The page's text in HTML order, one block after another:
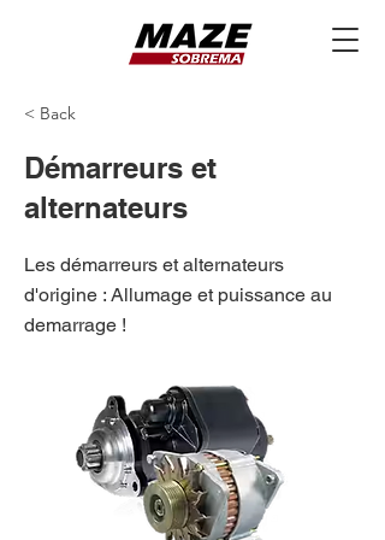
< Back
Démarreurs et
alternateurs
Les démarreurs et alternateurs
d'origine : Allumage et puissance au
demarrage !